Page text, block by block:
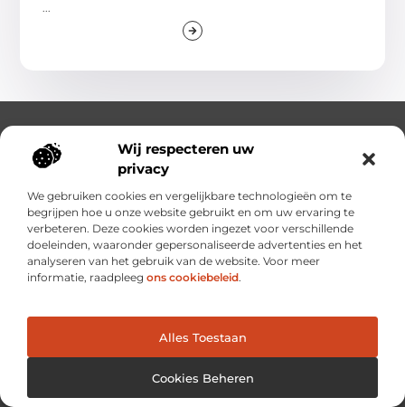
Wij respecteren uw
privacy
We gebruiken cookies en vergelijkbare technologieën om te
begrijpen hoe u onze website gebruikt en om uw ervaring te
verbeteren. Deze cookies worden ingezet voor verschillende
doeleinden, waaronder gepersonaliseerde advertenties en het
analyseren van het gebruik van de website. Voor meer
informatie, raadpleeg ons cookiebeleid.
Alles Toestaan
Cookies Beheren
...
Ontdek, Leer en Vind Alles op Één Plek.
Van Inspirerende Verhalen tot Handige Inzichten, Altijd
Binnen Handbereik.